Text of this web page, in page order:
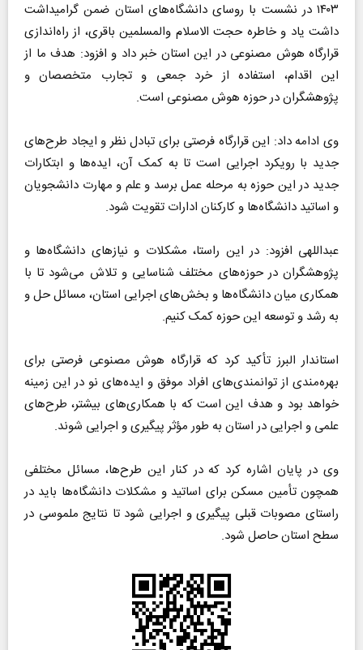
۱۴۰۳ در نشست با روسای دانشگاه‌های استان ضمن گرامیداشت
داشت یاد و خاطره حجت الاسلام والمسلمین باقری، از راه‌اندازی
قرارگاه هوش مصنوعی در این استان خبر داد و افزود: هدف ما از
این اقدام، استفاده از خرد جمعی و تجارب متخصصان و
پژوهشگران در حوزه هوش مصنوعی است.
وی ادامه داد: این قرارگاه فرصتی برای تبادل نظر و ایجاد طرح‌های
جدید با رویکرد اجرایی است تا به کمک آن، ایده‌ها و ابتکارات
جدید در این حوزه به مرحله عمل برسد و علم و مهارت دانشجویان
و اساتید دانشگاه‌ها و کارکنان ادارات تقویت شود.
عبداللهی افزود: در این راستا، مشکلات و نیاز‌های دانشگاه‌ها و
پژوهشگران در حوزه‌های مختلف شناسایی و تلاش می‌شود تا با
همکاری میان دانشگاه‌ها و بخش‌های اجرایی استان، مسائل حل و
به رشد و توسعه این حوزه کمک کنیم.
استاندار البرز تأکید کرد که قرارگاه هوش مصنوعی فرصتی برای
بهره‌مندی از توانمندی‌های افراد موفق و ایده‌های نو در این زمینه
خواهد بود و هدف این است که با همکاری‌های بیشتر، طرح‌های
علمی و اجرایی در استان به طور مؤثر پیگیری و اجرایی شوند.
وی در پایان اشاره کرد که در کنار این طرح‌ها، مسائل مختلفی
همچون تأمین مسکن برای اساتید و مشکلات دانشگاه‌ها باید در
راستای مصوبات قبلی پیگیری و اجرایی شود تا نتایج ملموسی در
سطح استان حاصل شود.